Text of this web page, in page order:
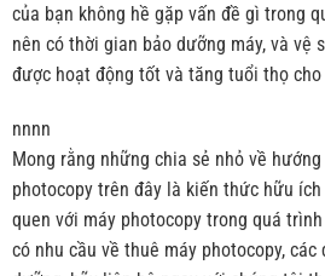
của bạn không hề gặp vấn đề gì trong
nên có thời gian bảo dưỡng máy, và vệ
được hoạt động tốt và tăng tuổi thọ cho
nnnn
Mong rằng những chia sẻ nhỏ về
photocopy trên đây là kiến thức hữu
quen với máy photocopy trong quá
có nhu cầu về thuê máy photocopy,